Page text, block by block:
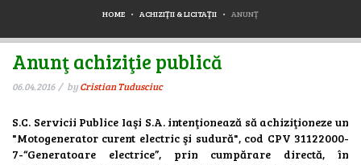
HOME ACHIZIŢII & LICITAŢII ANUNŢ
Anunţ achiziţie publică
06.04.2016 byCristian Tudusciuc
S.C. Servicii Publice Iaşi S.A. intenţionează să achiziţioneze un
"Motogenerator curent electric şi sudură", cod CPV 31122000-
7-“Generatoare electrice”, prin cumpărare directă, în